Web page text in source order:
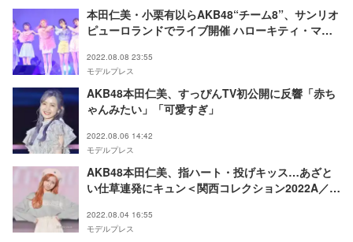
本田仁美・小栗有以らAKB48“チーム8”、サンリオ
ピューロランドでライブ開催 ハローキティ・マイ
ッキー」披露も＜ライブレポート＞
2022.08.08 23:55
モデルプレス
AKB48本田仁美、すっぴんTV初公開に反響「赤ち
ゃんみたい」「可愛すぎ」
2022.08.06 14:42
モデルプレス
AKB48本田仁美、指ハート・投げキッス…あざと
い仕草連発にキュン＜関西コレクション2022A／W
2022.08.04 16:55
モデルプレス